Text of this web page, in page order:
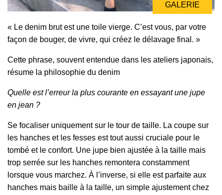
GALERIE
« Le denim brut est une toile vierge. C’est vous, par votre
façon de bouger, de vivre, qui créez le délavage final. »
Cette phrase, souvent entendue dans les ateliers japonais,
résume la philosophie du denim
Quelle est l’erreur la plus courante en essayant une jupe
en jean ?
Se focaliser uniquement sur le tour de taille. La coupe sur
les hanches et les fesses est tout aussi cruciale pour le
tombé et le confort. Une jupe bien ajustée à la taille mais
trop serrée sur les hanches remontera constamment
lorsque vous marchez. À l’inverse, si elle est parfaite aux
hanches mais baille à la taille, un simple ajustement chez